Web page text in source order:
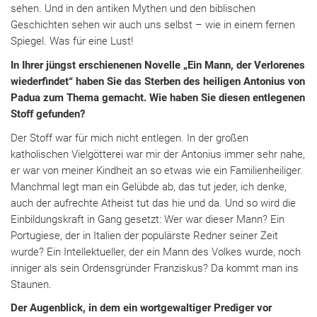
sehen. Und in den antiken Mythen und den biblischen
Geschichten sehen wir auch uns selbst – wie in einem fernen
Spiegel. Was für eine Lust!
In Ihrer jüngst erschienenen Novelle „Ein Mann, der Verlorenes
wiederfindet“ haben Sie das Sterben des heiligen Antonius von
Padua zum Thema gemacht. Wie haben Sie diesen entlegenen
Stoff gefunden?
Der Stoff war für mich nicht entlegen. In der großen
katholischen Vielgötterei war mir der Antonius immer sehr nahe,
er war von meiner Kindheit an so etwas wie ein Familienheiliger.
Manchmal legt man ein Gelübde ab, das tut jeder, ich denke,
auch der aufrechte Atheist tut das hie und da. Und so wird die
Einbildungskraft in Gang gesetzt: Wer war dieser Mann? Ein
Portugiese, der in Italien der populärste Redner seiner Zeit
wurde? Ein Intellektueller, der ein Mann des Volkes wurde, noch
inniger als sein Ordensgründer Franziskus? Da kommt man ins
Staunen.
Der Augenblick, in dem ein wortgewaltiger Prediger vor